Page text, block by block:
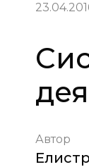
Автор